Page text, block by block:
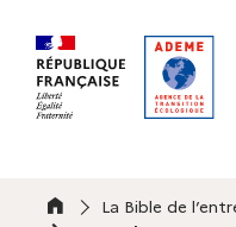
AccueilLa Bible de